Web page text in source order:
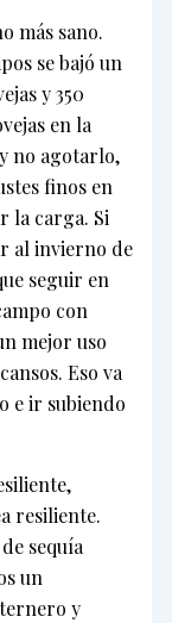
más sano.
se bajó un
y 350
en la
no agotarlo,
finos en
la carga. Si
al invierno de
seguir en
con
mejor uso
Eso va
e ir subiendo
resiliente.
sequía
un
y